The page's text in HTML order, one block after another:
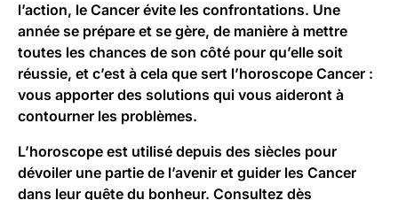
l’action, le Cancer évite les confrontations. Une
année se prépare et se gère, de manière à mettre
toutes les chances de son côté pour qu’elle soit
réussie, et c’est à cela que sert l’horoscope Cancer :
vous apporter des solutions qui vous aideront à
contourner les problèmes.
L’horoscope est utilisé depuis des siècles pour
dévoiler une partie de l’avenir et guider les Cancer
dans leur quête du bonheur. Consultez dès